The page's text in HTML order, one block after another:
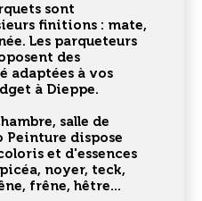
sont
finitions : mate,
Les parqueteurs
des
adaptées à vos
à Dieppe.
salle de
Peinture dispose
et d'essences
noyer, teck,
frêne, hêtre...